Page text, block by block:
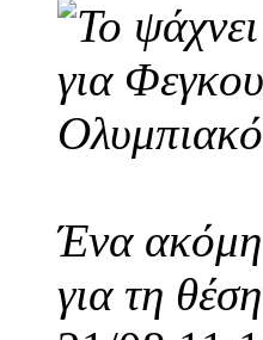
Ένα ακόμη
για τη